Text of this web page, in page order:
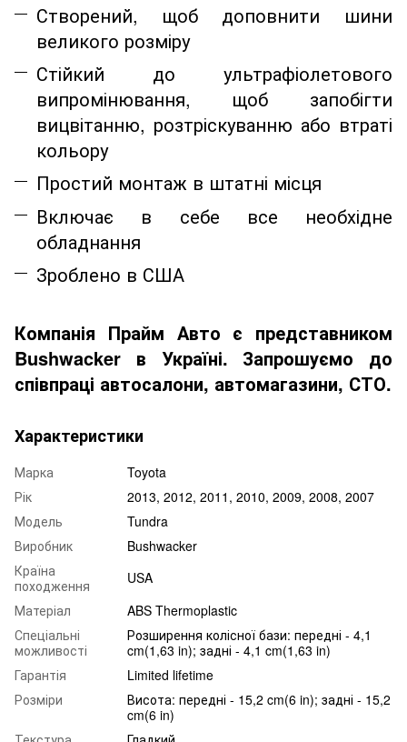
Створений, щоб доповнити шини
великого розміру
Стійкий до ультрафіолетового
випромінювання, щоб запобігти
вицвітанню, розтріскуванню або втраті
кольору
Простий монтаж в штатні місця
Включає в себе все необхідне
обладнання
Зроблено в США
Компанія Прайм Авто є представником
Bushwacker в Україні. Запрошуємо до
співпраці автосалони, автомагазини, СТО.
Характеристики
Марка
Toyota
Рік
2013, 2012, 2011, 2010, 2009, 2008, 2007
Модель
Tundra
Виробник
Bushwacker
Країна
походження
USA
Матеріал
ABS Thermoplastic
Спеціальні
можливості
Розширення колісної бази: передні - 4,1
cm(1,63 in); задні - 4,1 cm(1,63 in)
Гарантія
Limited lifetime
Розміри
Висота: передні - 15,2 cm(6 in); задні - 15,2
cm(6 in)